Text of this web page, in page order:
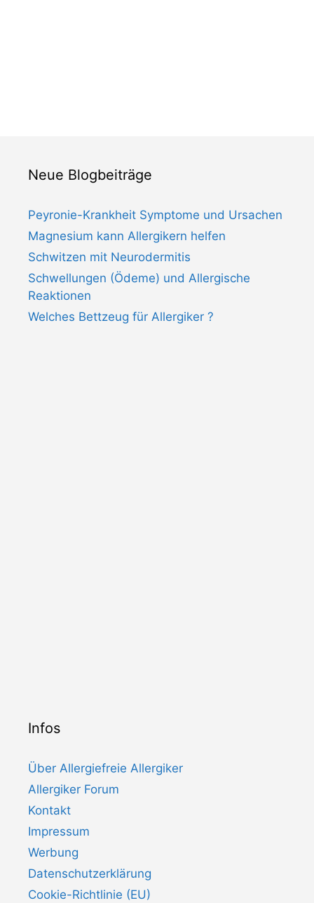
Neue Blogbeiträge
Peyronie-Krankheit Symptome und Ursachen
Magnesium kann Allergikern helfen
Schwitzen mit Neurodermitis
Schwellungen (Ödeme) und Allergische
Reaktionen
Welches Bettzeug für Allergiker ?
Infos
Über Allergiefreie Allergiker
Allergiker Forum
Kontakt
Impressum
Werbung
Datenschutzerklärung
Cookie-Richtlinie (EU)